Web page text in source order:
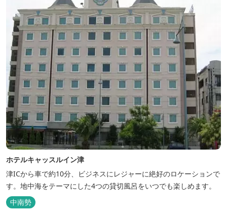
ホテルキャッスルイン津
津ICから車で約10分、ビジネスにレジャーに絶好のロケーションで
す。地中海をテーマにした4つの貸切風呂をいつでも楽しめます。
中南勢